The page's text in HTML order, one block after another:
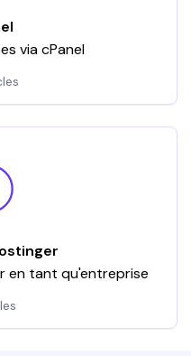
via cPanel
en tant qu'entreprise